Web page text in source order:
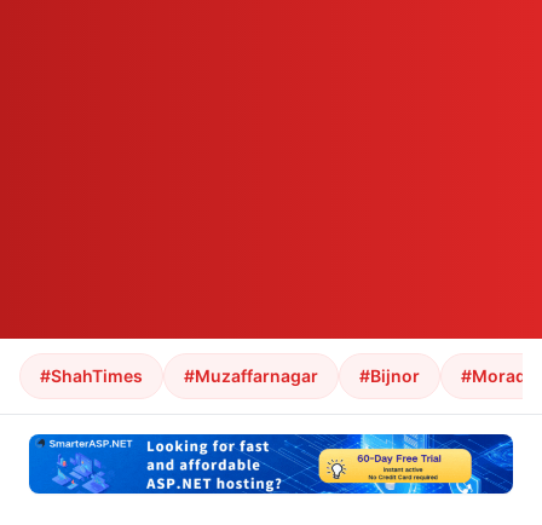
#ShahTimes #Muzaffarnagar #Bijnor